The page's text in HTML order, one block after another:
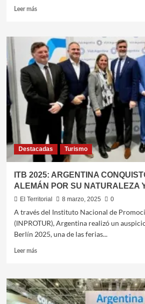
Leer másLeer
DEL
ESTEKO
PRESENTA
SUS
PAQUETES
DE
VERANO
2026
DEL
PLATA
Destacadas Turismo
ITB 2025: ARGENTINA
ALEMÁN POR SU NATURALEZA
El Territorial 8 marzo, 2025 0
A través del Instituto Nacional de
(INPROTUR), Argentina realizó un
Berlín 2025, una de las ferias...
Leer másLeer
ITB
2025:
ARGENTINA